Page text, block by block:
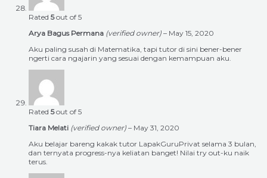
Rated 5out of 5
Arya Bagus Permana (verified owner) – May 15, 2020
Aku paling susah di Matematika, tapi tutor di sini bener-bener
ngerti cara ngajarin yang sesuai dengan kemampuan aku.
Rated 5out of 5
Tiara Melati (verified owner) – May 31, 2020
Aku belajar bareng kakak tutor LapakGuruPrivat selama 3 bulan,
dan ternyata progress-nya keliatan banget! Nilai try out-ku naik
terus.